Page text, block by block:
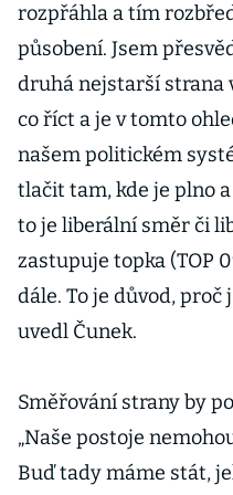
rozpřáhla a tím
působení. Jsem
druhá nejstarší strana
co říct a je v tomto
našem politickém
tlačit tam, kde je plno
to je liberální směr či
zastupuje topka (TOP
dále. To je důvod, proč
uvedl Čunek.
Směřování strany by
„Naše postoje
Buď tady máme stát,